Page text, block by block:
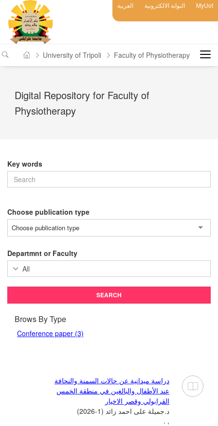
العربية البوابة الالكترونية MyUot
University of Tripoli Faculty of Physiotherapy
Digital Repository for Faculty of
Physiotherapy
Key words
Choose publication type
Choose publication type
Departmnt or Faculty
Brows By Type
Conference paper (3)
دراسة ميدانية عن حالات السمنة والنحافة
عند الأطفال والبالغين في منطقة الخمس
القرابولي وقصر الاخيار
د.جميلة على احمد زائد (1-2026)
, .